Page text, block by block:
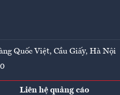
Quốc Việt, Cầu Giấy, Hà Nội
Liên hệ quảng cáo